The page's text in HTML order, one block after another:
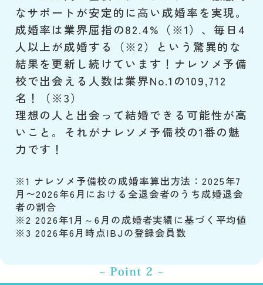
なサポートが安定的に高い成婚率を実現。
成婚率は業界屈指の82.4%（※1）、毎日4
人以上が成婚する（※2）という驚異的な
結果を更新し続けています！ナレソメ予備
校で出会える人数は業界No.1の109,712
名！（※3）
理想の人と出会って結婚できる可能性が高
いこと。それがナレソメ予備校の1番の魅
力です！
※1 ナレソメ予備校の成婚率算出方法：2025年7
月〜2026年6月における全退会者のうち成婚退会
者の割合
※2 2026年1月～6月の成婚者実績に基づく平均値
※3 2026年6月時点IBJの登録会員数